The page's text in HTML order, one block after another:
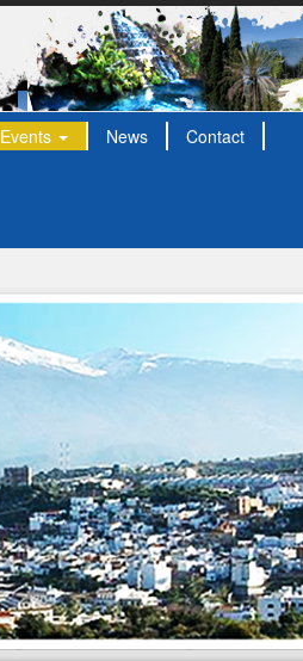
Events News Contact